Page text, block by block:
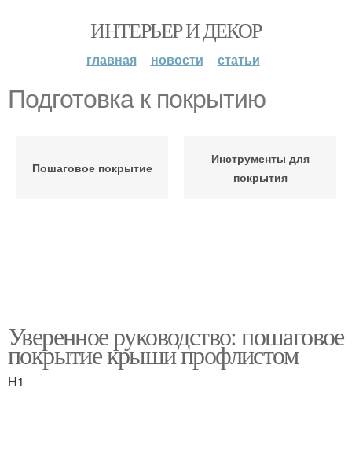
ИНТЕРЬЕР И ДЕКОР
главная новости статьи
Подготовка к покрытию
Пошаговое покрытие
Инструменты для
покрытия
Уверенное руководство: пошаговое
покрытие крыши профлистом
H1